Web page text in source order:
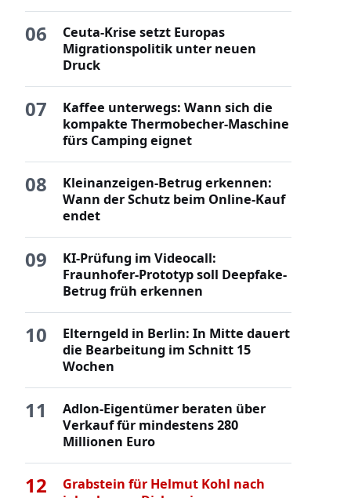
06
Ceuta-Krise setzt Europas
Migrationspolitik unter neuen
Druck
07
Kaffee unterwegs: Wann sich die
kompakte Thermobecher-Maschine
fürs Camping eignet
08
Kleinanzeigen-Betrug erkennen:
Wann der Schutz beim Online-Kauf
endet
09
KI-Prüfung im Videocall:
Fraunhofer-Prototyp soll Deepfake-
Betrug früh erkennen
10
Elterngeld in Berlin: In Mitte dauert
die Bearbeitung im Schnitt 15
Wochen
11
Adlon-Eigentümer beraten über
Verkauf für mindestens 280
Millionen Euro
12
Grabstein für Helmut Kohl nach